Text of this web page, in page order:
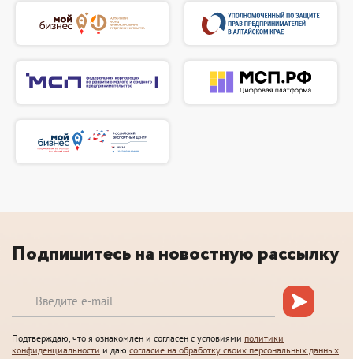
Подпишитесь на новостную рассылку
Подтверждаю, что я ознакомлен и согласен с условиями политики
конфиденциальности и даю согласие на обработку своих персональных данных